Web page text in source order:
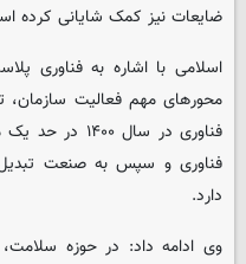
ضایعات نیز کمک شایانی کرده
اسلامی با اشاره به فناوری
محورهای مهم فعالیت
فناوری در سال
فناوری و سپس به صنعت
دارد.
وی ادامه داد: در حوزه